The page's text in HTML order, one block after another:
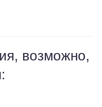
возможно,